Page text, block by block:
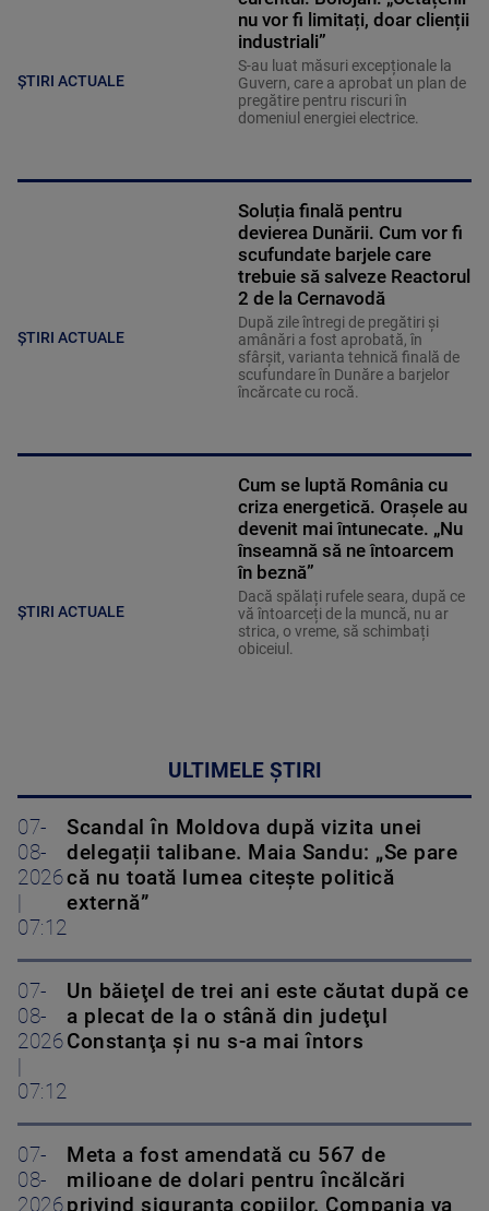
ȘTIRI ACTUALE
nu vor fi limitați, doar clienții
industriali”
S-au luat măsuri excepționale la
Guvern, care a aprobat un plan de
pregătire pentru riscuri în
domeniul energiei electrice.
ȘTIRI ACTUALE
Soluția finală pentru
devierea Dunării. Cum vor fi
scufundate barjele care
trebuie să salveze Reactorul
2 de la Cernavodă
După zile întregi de pregătiri și
amânări a fost aprobată, în
sfârșit, varianta tehnică finală de
scufundare în Dunăre a barjelor
încărcate cu rocă.
ȘTIRI ACTUALE
Cum se luptă România cu
criza energetică. Orașele au
devenit mai întunecate. „Nu
înseamnă să ne întoarcem
în beznă”
Dacă spălați rufele seara, după ce
vă întoarceți de la muncă, nu ar
strica, o vreme, să schimbați
obiceiul.
ULTIMELE ȘTIRI
07-
08-
2026
07:12
Scandal în Moldova după vizita unei
delegații talibane. Maia Sandu: „Se pare
că nu toată lumea citește politică
externă”
07-
08-
2026
07:12
Un băieţel de trei ani este căutat după ce
a plecat de la o stână din judeţul
Constanţa şi nu s-a mai întors
07-
08-
2026
Meta a fost amendată cu 567 de
milioane de dolari pentru încălcări
privind siguranţa copiilor. Compania va